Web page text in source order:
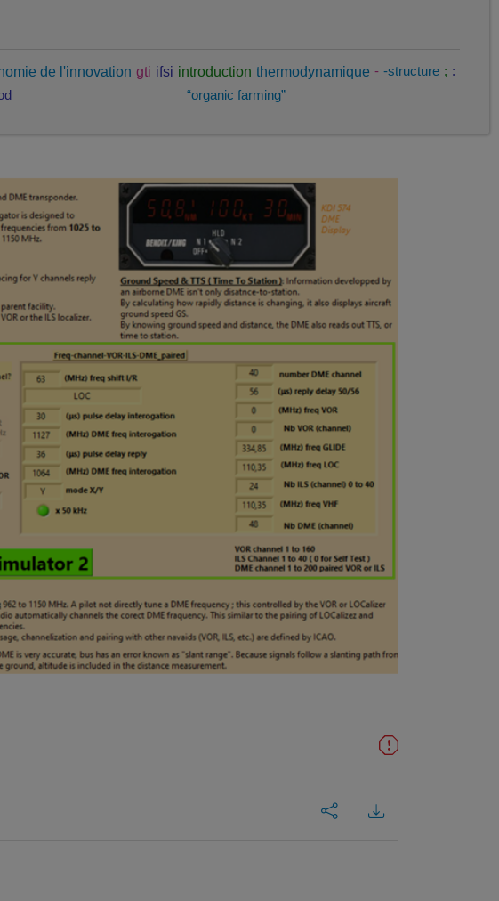
de l'innovation gti ifsi introduction thermodynamique - -structure ; :
“organic farming”